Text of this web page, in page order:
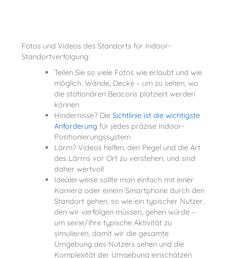
Fotos und Videos des Standorts für Indoor-
Standortverfolgung:
Teilen Sie so viele Fotos wie erlaubt und wie
möglich. Wände, Decke – um zu sehen, wo
die stationären Beacons platziert werden
können
Hindernisse? DieSichtlinie ist die wichtigste
Anforderung für jedes präzise Indoor-
Positionierungssystem
Lärm? Videos helfen, den Pegel und die Art
des Lärms vor Ort zu verstehen, und sind
daher wertvoll
Idealerweise sollte man einfach mit einer
Kamera oder einem Smartphone durch den
Standort gehen, so wie ein typischer Nutzer,
den wir verfolgen müssen, gehen würde –
um seine/ihre typische Aktivität zu
simulieren, damit wir die gesamte
Umgebung des Nutzers sehen und die
Komplexität der Umgebung einschätzen